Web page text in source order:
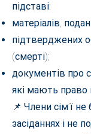
підставі:
матеріалів,
підтверджених
(смерті);
документів про
які мають право
📌 Члени сім’ї не
засіданнях і не